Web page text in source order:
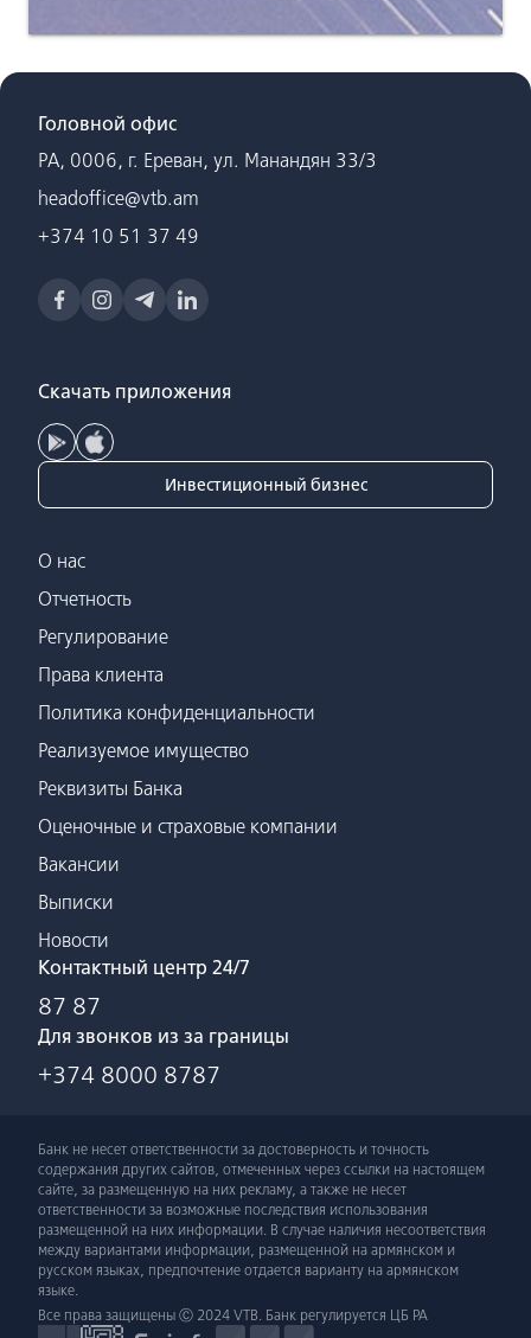
Головной офис
РА, 0006, г. Ереван, ул. Манандян 33/3
headoffice@vtb.am
+374 10 51 37 49
Скачать приложения
Инвестиционный бизнес
О нас
Отчетность
Регулирование
Права клиента
Политика конфиденциальности
Реализуемое имущество
Реквизиты Банка
Оценочные и страховые компании
Вакансии
Выписки
Новости
Контактный центр 24/7
87 87
Для звонков из за границы
+374 8000 8787
Банк не несет ответственности за достоверность и точность
содержания других сайтов, отмеченных через ссылки на настоящем
сайте, за размещенную на них рекламу, а также не несет
ответственности за возможные последствия использования
размещенной на них информации. В случае наличия несоответствия
между вариантами информации, размещенной на армянском и
русском языках, предпочтение отдается варианту на армянском
языке.
Все права защищены Ⓒ 2024 VTB. Банк регулируется ЦБ РА